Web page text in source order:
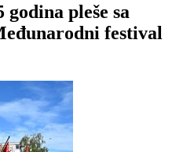
pleše sa
festival